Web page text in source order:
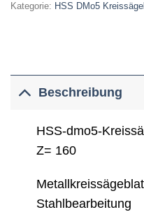
Kategorie: HSS DMo5
Beschreibung
HSS-dmo5-
Z= 160
Stahlbearbeitung